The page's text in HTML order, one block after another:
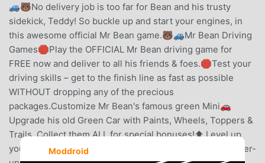
🚙🐻No delivery job is too far for Bean and his trusty
sidekick, Teddy! So buckle up and start your engines, in
this awesome official Mr Bean game.🐻🚙Mr Bean Driving
Games🛑Play the OFFICIAL Mr Bean driving game for
FREE now and deliver to all his friends & foes.🛑Test your
driving skills – get to the finish line as fast as possible
WITHOUT dropping any of the precious
packages.Customize Mr Bean's famous green Mini🚗
Upgrade his old Green Car with Paints, Wheels, Toppers &
Trails. Collect them ALL for special bonuses!⬆️ Level up
your Experience to unlock more upgrades. 🚀 Craft power-
Moddroid